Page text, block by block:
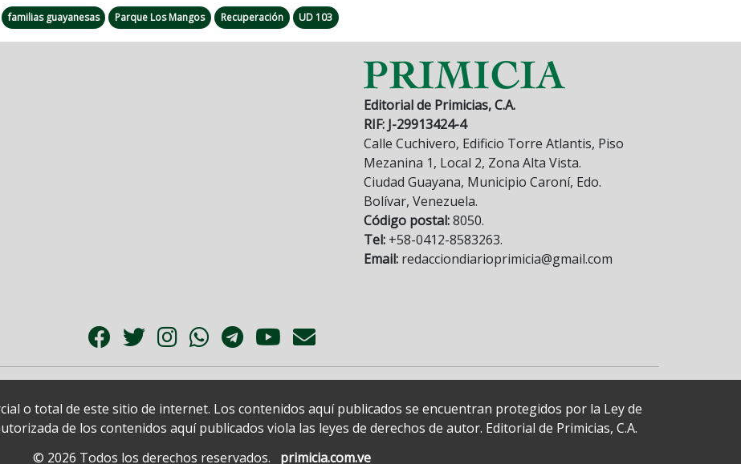
familias guayanesas Parque Los Mangos Recuperación UD 103
Editorial de Primicias, C.A.
RIF: J-29913424-4
Calle Cuchivero, Edificio Torre Atlantis, Piso
Mezanina 1, Local 2, Zona Alta Vista.
Ciudad Guayana, Municipio Caroní, Edo.
Bolívar, Venezuela.
Código postal:8050.
Tel: +58-0412-8583263.
Email: redacciondiarioprimicia@gmail.com
o total de este sitio de internet. Los contenidos aquí publicados se encuentran protegidos por la Ley de
de los contenidos aquí publicados viola las leyes de derechos de autor. Editorial de Primicias, C.A.
© 2026 Todos los derechos reservados.
primicia.com.ve